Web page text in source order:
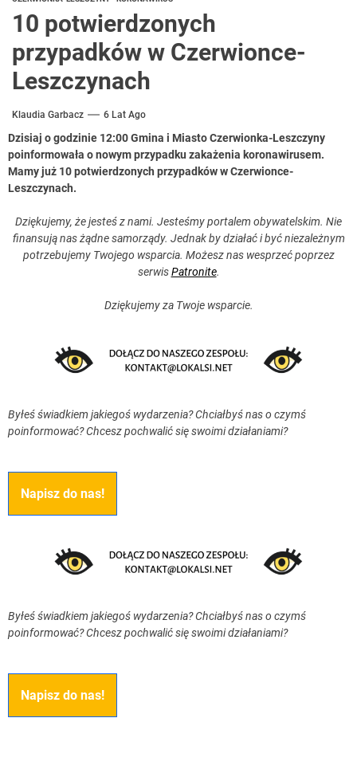
10 potwierdzonych
przypadków w Czerwionce-
Leszczynach
Klaudia Garbacz 6 Lat Ago
Dzisiaj o godzinie 12:00 Gmina i Miasto Czerwionka-Leszczyny
poinformowała o nowym przypadku zakażenia koronawirusem.
Mamy już 10 potwierdzonych przypadków w Czerwionce-
Leszczynach.
Dziękujemy, że jesteś z nami. Jesteśmy portalem obywatelskim. Nie
finansują nas żądne samorządy. Jednak by działać i być niezależnym
potrzebujemy Twojego wsparcia. Możesz nas wesprzeć poprzez
serwisPatronite.
Dziękujemy za Twoje wsparcie.
Byłeś świadkiem jakiegoś wydarzenia? Chciałbyś nas o czymś
poinformować? Chcesz pochwalić się swoimi działaniami?
Napisz do nas!
Byłeś świadkiem jakiegoś wydarzenia? Chciałbyś nas o czymś
poinformować? Chcesz pochwalić się swoimi działaniami?
Napisz do nas!